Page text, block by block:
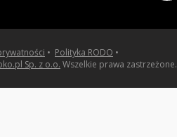
• Polityka RODO •
Sp. z o.o. Wszelkie prawa zastrzeżone.